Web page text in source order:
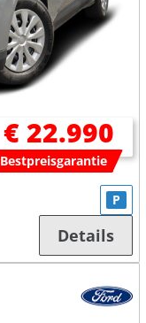
€ 22.990
Bestpreisgarantie
P
Details